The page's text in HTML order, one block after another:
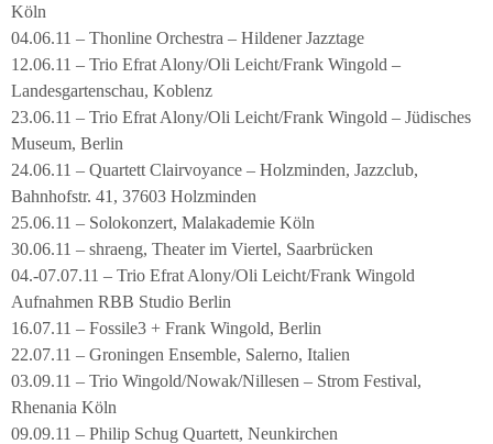
Köln
04.06.11 – Thonline Orchestra – Hildener Jazztage
12.06.11 – Trio Efrat Alony/Oli Leicht/Frank Wingold –
Landesgartenschau, Koblenz
23.06.11 – Trio Efrat Alony/Oli Leicht/Frank Wingold – Jüdisches
Museum, Berlin
24.06.11 – Quartett Clairvoyance – Holzminden, Jazzclub,
Bahnhofstr. 41, 37603 Holzminden
25.06.11 – Solokonzert, Malakademie Köln
30.06.11 – shraeng, Theater im Viertel, Saarbrücken
04.-07.07.11 – Trio Efrat Alony/Oli Leicht/Frank Wingold
Aufnahmen RBB Studio Berlin
16.07.11 – Fossile3 + Frank Wingold, Berlin
22.07.11 – Groningen Ensemble, Salerno, Italien
03.09.11 – Trio Wingold/Nowak/Nillesen – Strom Festival,
Rhenania Köln
09.09.11 – Philip Schug Quartett, Neunkirchen